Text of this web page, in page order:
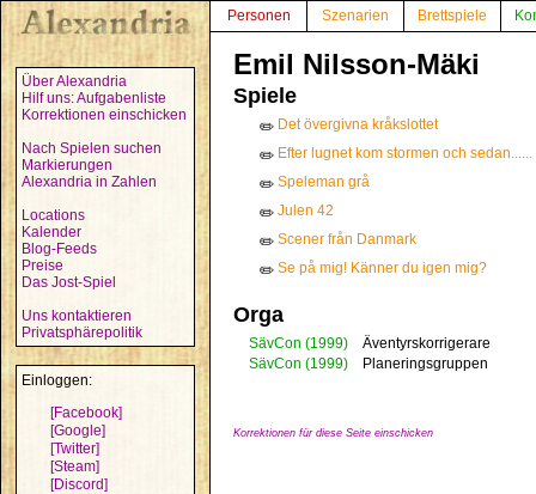
Über Alexandria
Hilf uns: Aufgabenliste
Korrektionen einschicken
Nach Spielen suchen
Markierungen
Alexandria in Zahlen
Locations
Kalender
Blog-Feeds
Preise
Das Jost-Spiel
Uns kontaktieren
Privatsphärepolitik
Einloggen:
[Facebook]
[Google]
[Twitter]
[Steam]
[Discord]
Personen Szenarien Brettspiele
Emil Nilsson-Mäki
Spiele
✏️ Det övergivna kråkslottet
✏️ Efter lugnet kom stormen och sedan......
✏️ Speleman grå
✏️ Julen 42
✏️ Scener från Danmark
✏️ Se på mig! Känner du igen mig?
Orga
SävCon (1999)
Äventyrskorrigerare
SävCon (1999) Planeringsgruppen
Korrektionen für diese Seite einschicken